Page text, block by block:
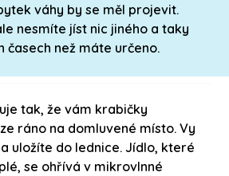
váhy by se měl projevit.
nesmíte jíst nic jiného a taky
časech než máte určeno.
tak, že vám krabičky
ráno na domluvené místo. Vy
uložíte do lednice. Jídlo, které
se ohřívá v mikrovlnné